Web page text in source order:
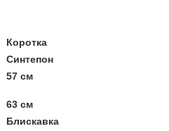
Коротка
Синтепон
57 см
63 см
Блискавка